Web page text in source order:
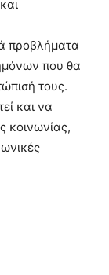
προβλήματα
που θα
τους.
και να
κοινωνίας,